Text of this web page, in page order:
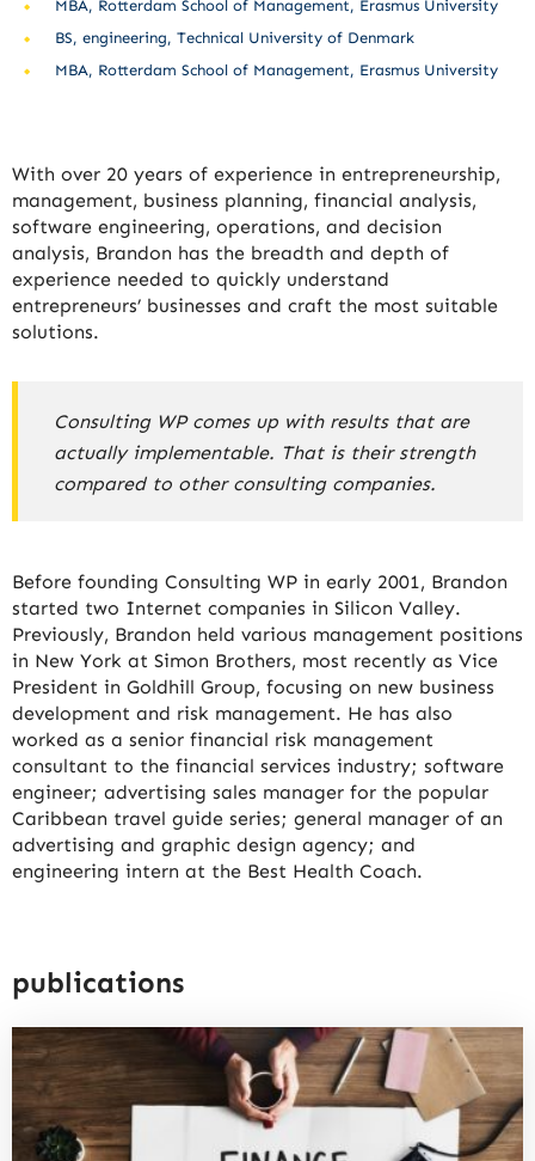
MBA, Rotterdam School of Management, Erasmus University
BS, engineering, Technical University of Denmark
MBA, Rotterdam School of Management, Erasmus University
With over 20 years of experience in entrepreneurship,
management, business planning, financial analysis,
software engineering, operations, and decision
analysis, Brandon has the breadth and depth of
experience needed to quickly understand
entrepreneurs’ businesses and craft the most suitable
solutions.
Consulting WP comes up with results that are
actually implementable. That is their strength
compared to other consulting companies.
Before founding Consulting WP in early 2001, Brandon
started two Internet companies in Silicon Valley.
Previously, Brandon held various management positions
in New York at Simon Brothers, most recently as Vice
President in Goldhill Group, focusing on new business
development and risk management. He has also
worked as a senior financial risk management
consultant to the financial services industry; software
engineer; advertising sales manager for the popular
Caribbean travel guide series; general manager of an
advertising and graphic design agency; and
engineering intern at the Best Health Coach.
publications